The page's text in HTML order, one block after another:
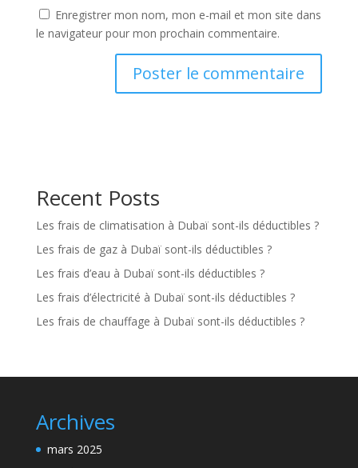
Enregistrer mon nom, mon e-mail et mon site dans
le navigateur pour mon prochain commentaire.
Recent Posts
Les frais de climatisation à Dubaï sont-ils déductibles ?
Les frais de gaz à Dubaï sont-ils déductibles ?
Les frais d’eau à Dubaï sont-ils déductibles ?
Les frais d’électricité à Dubaï sont-ils déductibles ?
Les frais de chauffage à Dubaï sont-ils déductibles ?
Archives
mars 2025